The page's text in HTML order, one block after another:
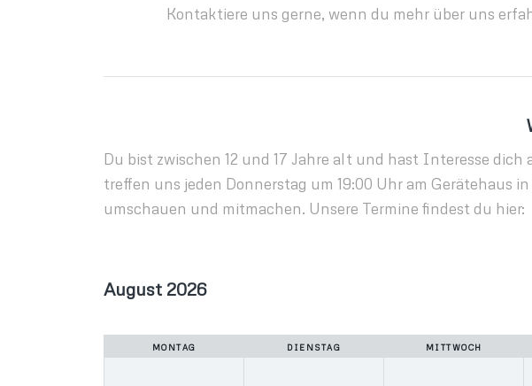
Kontaktiere uns gerne, wenn du mehr über uns
Du bist zwischen 12 und 17 Jahre alt und hast Interesse
treffen uns jeden Donnerstag um 19:00 Uhr am Gerätehaus
umschauen und mitmachen. Unsere Termine findest du hier:
Auswahl
Monats
August 2026
MONTAG DIENSTAG MITTWOCH